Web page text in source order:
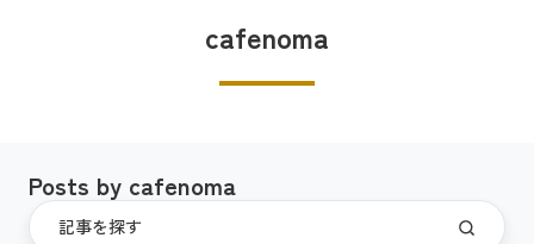
cafenoma
Posts by cafenoma